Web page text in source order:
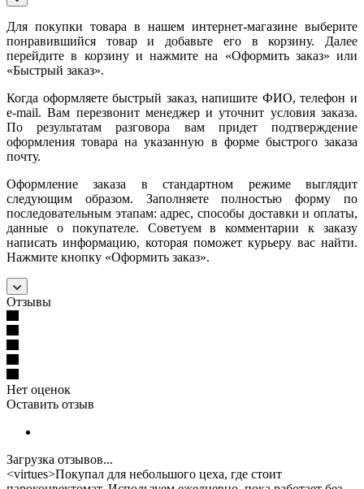
Для покупки товара в нашем интернет-магазине выберите
понравившийся товар и добавьте его в корзину. Далее
перейдите в корзину и нажмите на «Оформить заказ» или
«Быстрый заказ».
Когда оформляете быстрый заказ, напишите ФИО, телефон и
e-mail. Вам перезвонит менеджер и уточнит условия заказа.
По результатам разговора вам придет подтверждение
оформления товара на указанную в форме быстрого заказа
почту.
Оформление заказа в стандартном режиме выглядит
следующим образом. Заполняете полностью форму по
последовательным этапам: адрес, способы доставки и оплаты,
данные о покупателе. Советуем в комментарии к заказу
написать информацию, которая поможет курьеру вас найти.
Нажмите кнопку «Оформить заказ».
Отзывы
Нет оценок
Оставить отзыв
Загрузка отзывов...
<virtues>Покупал для небольшого цеха, где стоит